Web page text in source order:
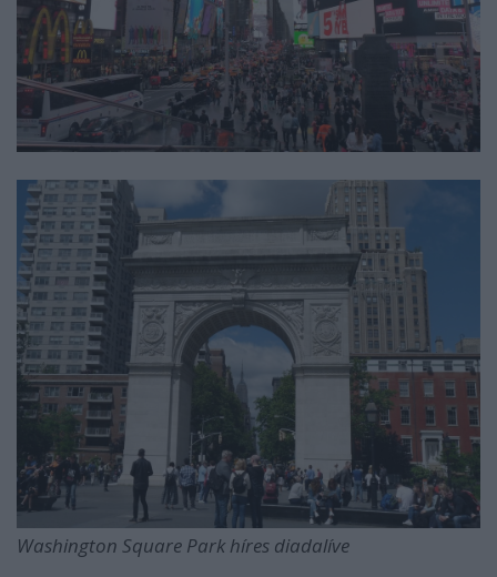
Washington Square Park híres diadalíve